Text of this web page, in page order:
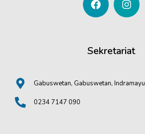
Sekretariat
Gabuswetan, Gabuswetan, Indramayu
0234 7147 090